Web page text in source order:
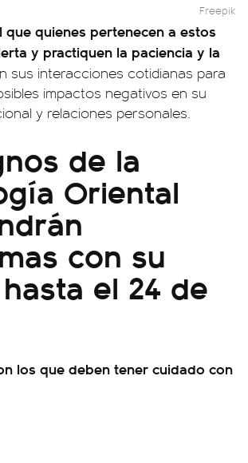
Freepik
que quienes pertenecen a estos
y practiquen la paciencia y la
sus interacciones cotidianas para
impactos negativos en su
y relaciones personales.
de la
Oriental
con su
el 24 de
los que deben tener cuidado con